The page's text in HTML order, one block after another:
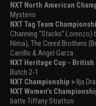
NXT North American
Mysterio
NXT Tag Team
Channing “Stacks”
Nima), The Creed Brothers
Carrillo & Angel Garza
NXT Heritage Cup -
Butch 2-1
NXT Championship >Ilja
NXT Women's
batte Tiffany Stratton